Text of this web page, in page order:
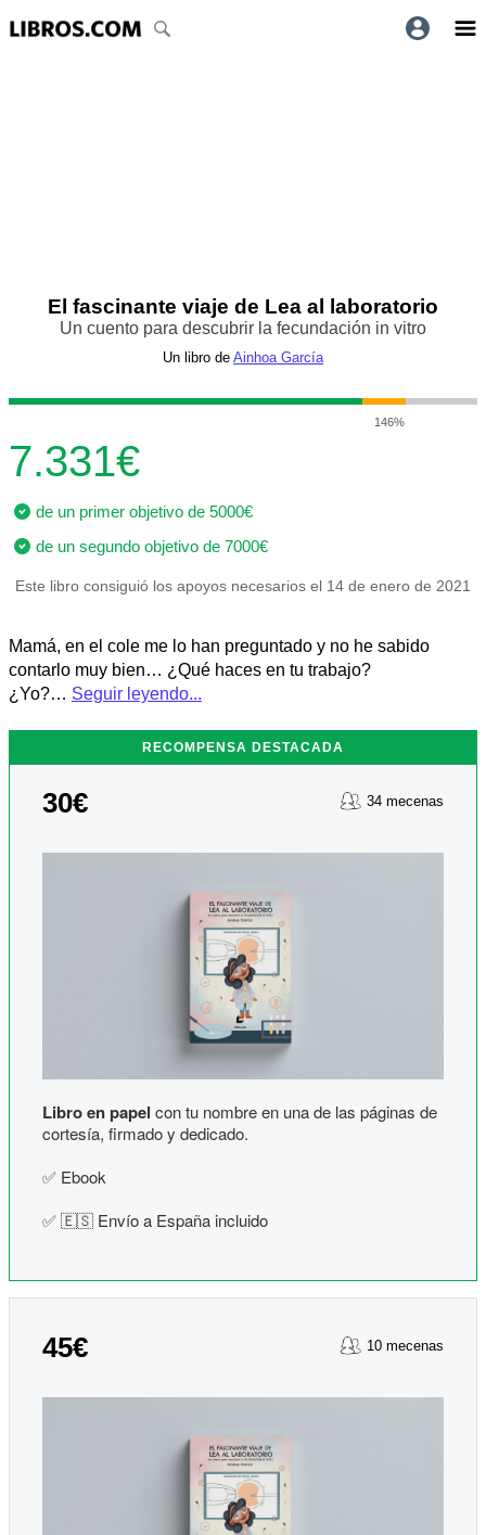
El fascinante viaje de Lea al laboratorio
Un cuento para descubrir la fecundación in vitro
Un libro de Ainhoa García
146%
7.331€
de un primer objetivo de 5000€
de un segundo objetivo de 7000€
Este libro consiguió los apoyos necesarios el 14 de enero de 2021
Mamá, en el cole me lo han preguntado y no he sabido
contarlo muy bien… ¿Qué haces en tu trabajo?
¿Yo?… Seguir leyendo...
RECOMPENSA DESTACADA
30€ 34 mecenas
Libro en papel con tu nombre en una de las páginas de
cortesía, firmado y dedicado.
✅ Ebook
✅ 🇪🇸 Envío a España incluido
45€ 10 mecenas